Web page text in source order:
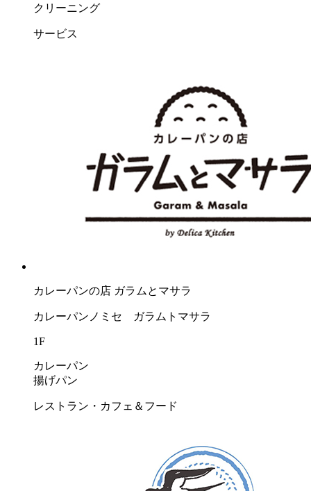
クリーニング
サービス
カレーパンの店 ガラムとマサラ
カレーパンノミセ ガラムトマサラ
1F
カレーパン
揚げパン
レストラン・カフェ＆フード